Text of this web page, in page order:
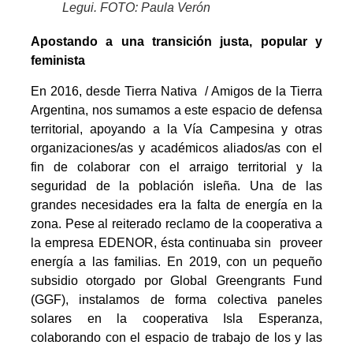
Legui. FOTO: Paula Verón
Apostando a una transición justa, popular y
feminista
En 2016, desde Tierra Nativa / Amigos de la Tierra
Argentina, nos sumamos a este espacio de defensa
territorial, apoyando a la Vía Campesina y otras
organizaciones/as y académicos aliados/as con el
fin de colaborar con el arraigo territorial y la
seguridad de la población isleña. Una de las
grandes necesidades era la falta de energía en la
zona. Pese al reiterado reclamo de la cooperativa a
la empresa EDENOR, ésta continuaba sin proveer
energía a las familias. En 2019, con un pequeño
subsidio otorgado por Global Greengrants Fund
(GGF), instalamos de forma colectiva paneles
solares en la cooperativa Isla Esperanza,
colaborando con el espacio de trabajo de los y las